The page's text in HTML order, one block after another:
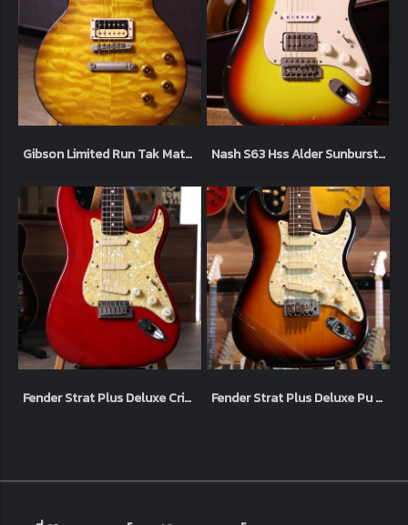
Gibson Limited Run Tak Matsumoto Signature Lespaul Standard “Tak Burst” 2003 (4.1kg) Nash S63 Hss Alder Sunburst 2019 (3.5kg)
Fender Strat Plus Deluxe Crimson Burst 1993 (3.4kg) Fender Strat Plus Deluxe Pu 3-Color 1994 Sunburst (3.5kg)